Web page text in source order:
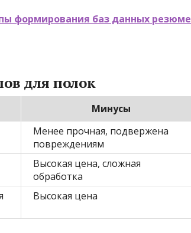
формирования баз данных резюме
для полок
Минусы
Менее прочная, подвержена
повреждениям
Высокая цена, сложная
обработка
Высокая цена